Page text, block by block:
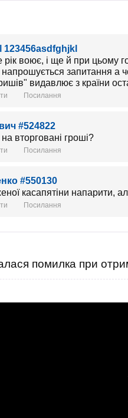
123456asdfghjkl
воює, і ще й при цьому
напрошується запитання а
видавлює з країни
Посилання
#524822
вторговані гроші?
Посилання
#550130
касапятіни напарити,
Посилання
помилка при